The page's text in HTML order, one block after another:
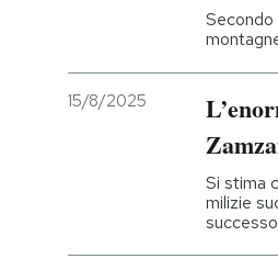
Secondo
15/8/2025
Si stima
milizie
successo